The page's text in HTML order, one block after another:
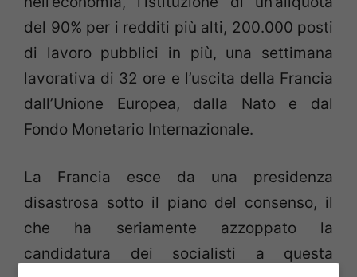
del 90% per i redditi più alti, 200.000 posti
di lavoro pubblici in più, una settimana
lavorativa di 32 ore e l’uscita della Francia
dall’Unione Europea, dalla Nato e dal
Fondo Monetario Internazionale.
La Francia esce da una presidenza
disastrosa sotto il piano del consenso, il
che ha seriamente azzoppato la
candidatura dei socialisti a questa